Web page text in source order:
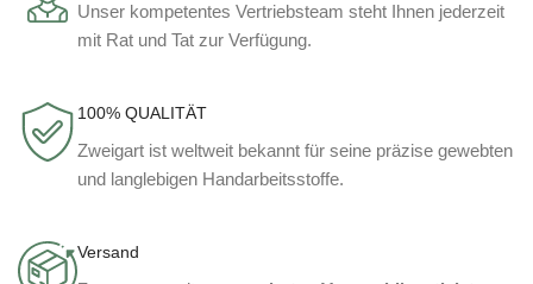
Unser kompetentes Vertriebsteam steht Ihnen jederzeit
mit Rat und Tat zur Verfügung.
100% QUALITÄT
Zweigart ist weltweit bekannt für seine präzise gewebten
und langlebigen Handarbeitsstoffe.
Versand